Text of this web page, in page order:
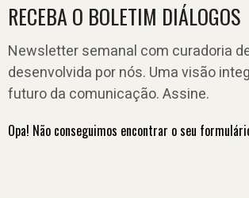
RECEBA O BOLETIM DIÁLOGOS
Newsletter semanal com curadoria
desenvolvida por nós. Uma visão
futuro da comunicação. Assine.
Opa! Não conseguimos encontrar o seu